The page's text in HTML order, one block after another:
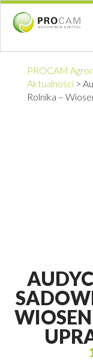
PROCAM
Aktualności >
Rolnika –